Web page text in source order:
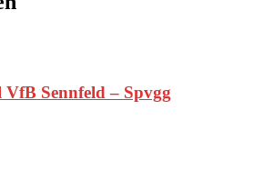
VfB Sennfeld – Spvgg